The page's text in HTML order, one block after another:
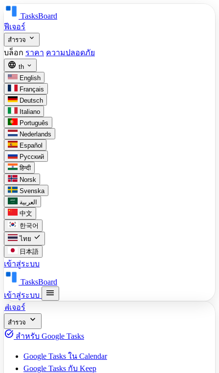
TasksBoard
ฟีเจอร์
สำรวจ expand_more
บล็อก ราคา ความปลอดภัย
language th expand_more
English
Français
Deutsch
Italiano
Português
Nederlands
Español
Русский
हिन्दी
Norsk
Svenska
العربية
中文
한국어
ไทย check
日本語
เข้าสู่ระบบ
TasksBoard
เข้าสู่ระบบ
menu
ฟีเจอร์
สำรวจ
expand_more
task_alt สำหรับ Google Tasks
Google Tasks ใน Calendar
Google Tasks กับ Keep